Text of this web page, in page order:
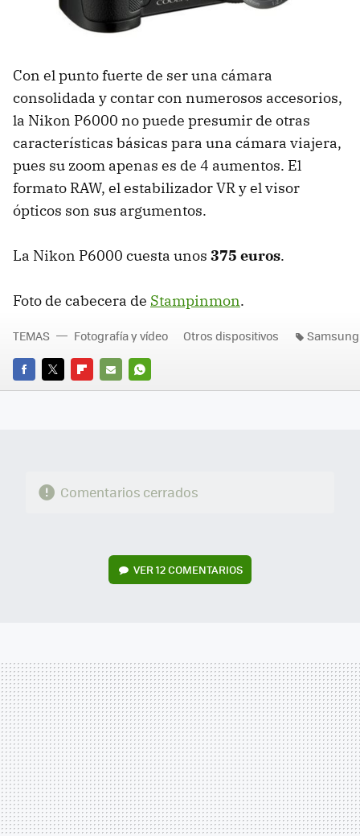
Con el punto fuerte de ser una cámara
consolidada y contar con numerosos accesorios,
la Nikon P6000 no puede presumir de otras
características básicas para una cámara viajera,
pues su zoom apenas es de 4 aumentos. El
formato RAW, el estabilizador VR y el visor
ópticos son sus argumentos.
La Nikon P6000 cuesta unos 375 euros.
Foto de cabecera de Stampinmon.
FACEBOOK
TWITTERFLIPBOARD
E-
WHATSAPP
TEMAS Fotografía y vídeo Otros dispositivos Samsung
Comentarios cerrados
VER12 COMENTARIOS